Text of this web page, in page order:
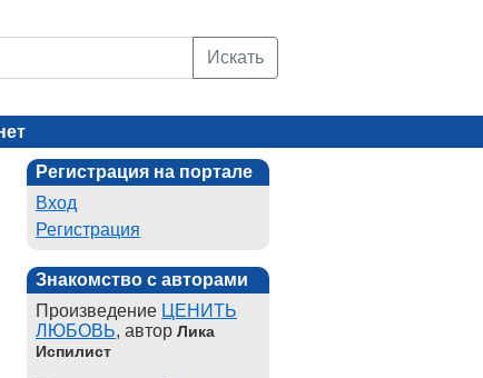
Искать
Регистрация на портале
Вход
Регистрация
Знакомство с авторами
Произведение ЦЕНИТЬ
ЛЮБОВЬ, автор Лика
Испилист